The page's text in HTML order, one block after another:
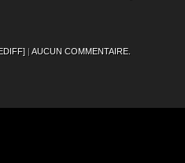
|AUCUN COMMENTAIRE.